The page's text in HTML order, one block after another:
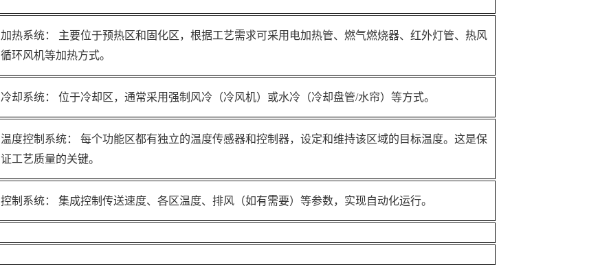
加热系统：
主要位于预热区和固化区，根据工艺需求可采用电加热管、燃气燃烧器、红外灯管、热风
循环风机等加热方式。
冷却系统： 位于冷却区，通常采用强制风冷（冷风机）或水冷（冷却盘管/水帘）等方式。
温度控制系统：
每个功能区都有独立的温度传感器和控制器，设定和维持该区域的目标温度。这是保
证工艺质量的关键。
控制系统： 集成控制传送速度、各区温度、排风（如有需要）等参数，实现自动化运行。